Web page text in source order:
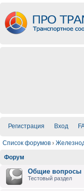
Регистрация Вход
Список форумов ›
Форум
Общие вопросы
Тестовый раздел